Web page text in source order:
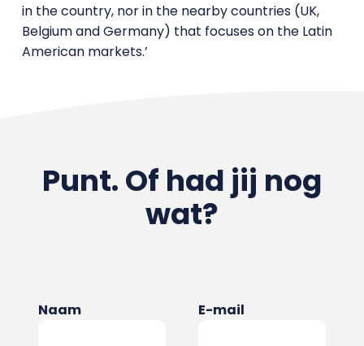
in the country, nor in the nearby countries (UK,
Belgium and Germany) that focuses on the Latin
American markets.’
Punt. Of had jij nog
wat?
Naam E-mail